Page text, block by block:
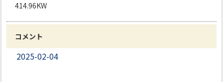
414.96KW
コメント
2025-02-04